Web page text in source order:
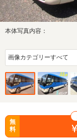
本体写真内容：
無
料